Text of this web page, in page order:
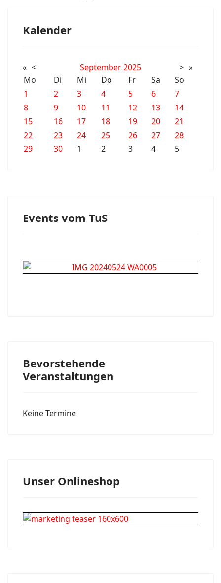
Kalender
« < September 2025 > »
Mo
Di Mi Do Fr Sa
So
1
2 3 4 5 6
7
8
9 10 11 12 13
14
15
16 17 18 19 20
21
22
23 24 25 26 27
28
29
30 1 2 3 4 5
Events vom TuS
Bevorstehende
Veranstaltungen
Keine Termine
Unser Onlineshop